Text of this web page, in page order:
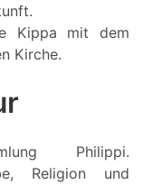
Kippa mit dem
Kirche.
Philippi.
Religion und